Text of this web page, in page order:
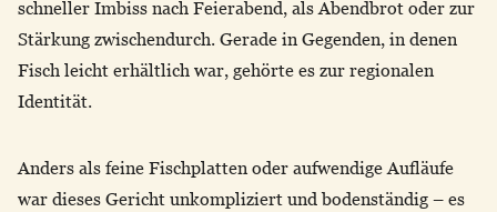
schneller Imbiss nach Feierabend, als Abendbrot oder zur
Stärkung zwischendurch. Gerade in Gegenden, in denen
Fisch leicht erhältlich war, gehörte es zur regionalen
Identität.
Anders als feine Fischplatten oder aufwendige Aufläufe
war dieses Gericht unkompliziert und bodenständig – es